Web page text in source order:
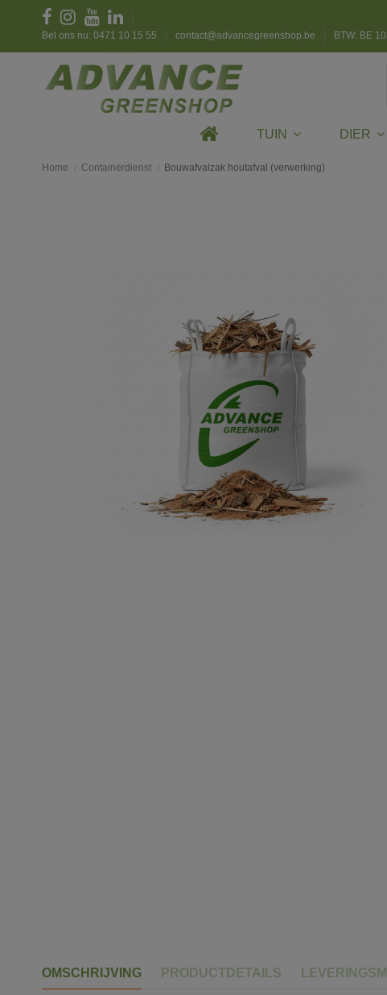
Bel ons nu: 0471 10 15 55 contact@advancegreenshop.be BTW: BE
TUIN DIER
Home Containerdienst Bouwafvalzak houtafval (verwerking)
OMSCHRIJVING PRODUCTDETAILS